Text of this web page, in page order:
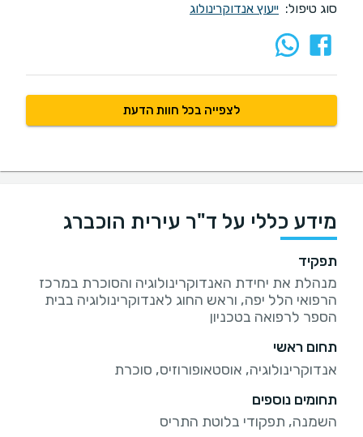
סוג טיפול: ייעוץ אנדוקרינולוג
לצפייה בכל חוות הדעת
מידע כללי על ד"ר עירית הוכברג
תפקיד
מנהלת את יחידת האנדוקרינולוגיה והסוכרת במרכז
הרפואי הלל יפה, וראש החוג לאנדוקרינולוגיה בבית
הספר לרפואה בטכניון
תחום ראשי
אנדוקרינולוגיה, אוסטאופורוזיס, סוכרת
תחומים נוספים
השמנה, תפקודי בלוטת התריס